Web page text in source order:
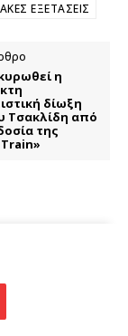
ΕΞΕΤΑΣΕΙΣ
η
δίωξη
Τσακλίδη από
της